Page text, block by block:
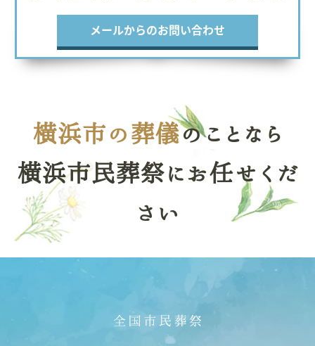
メールからのお問い合わせ
横浜市の葬儀のことなら
横浜市民葬祭にお任せくだ
さい